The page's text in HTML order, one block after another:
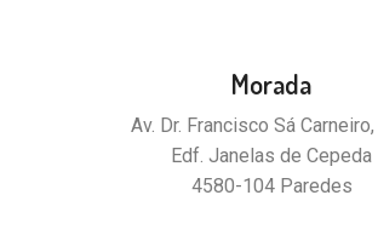
Morada
Av. Dr. Francisco Sá
Edf. Janelas de Cepeda
4580-104 Paredes